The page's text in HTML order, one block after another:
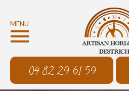
MENU
04 82 29 61 59